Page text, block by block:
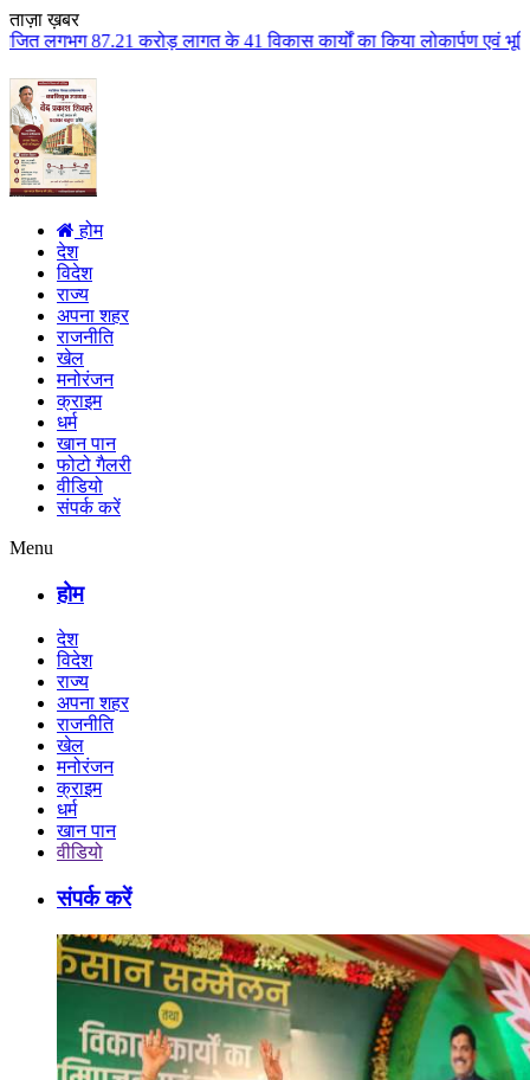
ताज़ा ख़बर
के 41 विकास कार्यों का किया लोकार्पण एवं भूमिपूजन कुलैथ क्षेत्र के
होम
देश
विदेश
राज्य
अपना शहर
राजनीति
खेल
मनोरंजन
क्राइम
धर्म
खान पान
फोटो गैलरी
वीडियो
संपर्क करें
Menu
होम
देश
विदेश
राज्य
अपना शहर
राजनीति
खेल
मनोरंजन
क्राइम
धर्म
खान पान
वीडियो
संपर्क करें